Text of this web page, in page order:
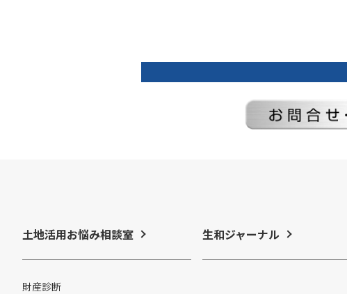
土地活用お悩み相談室
財産診断
生和ジャーナル